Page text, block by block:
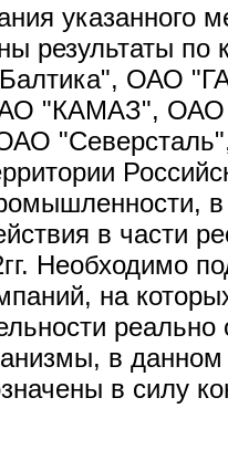
указанного
результаты
ОАО
"КАМАЗ",
в части
Необходимо
на
в данном
в силу